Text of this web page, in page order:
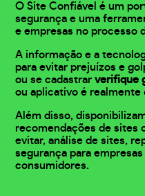
O Site Confiável é um
segurança e uma
e empresas no processo
A informação e a
para evitar prejuízos e
ou se cadastrarverifique
ou aplicativo é realmente
Além disso,
recomendações de sites
evitar, análise de sites,
segurança para
consumidores.